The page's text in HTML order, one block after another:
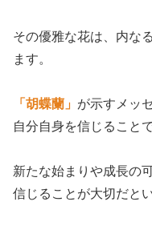
その優雅な花は、内な
ます。
「胡蝶蘭」 が示すメッ
自分自身を信じることで
新たな始まりや成長の
信じることが大切だと